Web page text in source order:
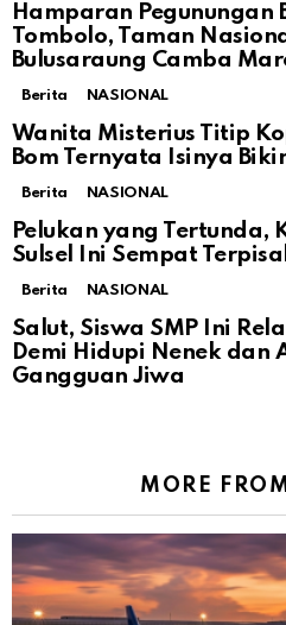
Hamparan Pegunungan
Tombolo, Taman
Bulusaraung Camba
Berita NASIONAL
Wanita Misterius Titip
Bom Ternyata Isinya
Berita NASIONAL
Pelukan yang Tertunda,
Sulsel Ini Sempat
Berita NASIONAL
Salut, Siswa SMP Ini
Demi Hidupi Nenek dan
Gangguan Jiwa
MORE